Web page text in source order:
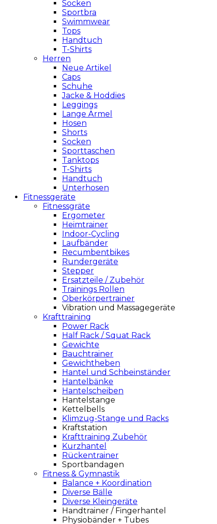
Socken
Sportbra
Swimmwear
Tops
Handtuch
T-Shirts
Herren
Neue Artikel
Caps
Schuhe
Jacke & Hoddies
Leggings
Lange Ärmel
Hosen
Shorts
Socken
Sporttaschen
Tanktops
T-Shirts
Handtuch
Unterhosen
Fitnessgeräte
Fitnessgräte
Ergometer
Heimtrainer
Indoor-Cycling
Laufbänder
Recumbentbikes
Rundergeräte
Stepper
Ersatzteile / Zubehör
Trainings Rollen
Oberkörpertrainer
Vibration und Massagegeräte
Krafttraining
Power Rack
Half Rack / Squat Rack
Gewichte
Bauchtrainer
Gewichtheben
Hantel und Schbeinständer
Hantelbänke
Hantelscheiben
Hantelstange
Kettelbells
Klimzug-Stange und Racks
Kraftstation
Krafttraining Zubehör
Kurzhantel
Rückentrainer
Sportbandagen
Fitness & Gymnastik
Balance + Koordination
Diverse Bälle
Diverse Kleingeräte
Handtrainer / Fingerhantel
Physiobänder + Tubes